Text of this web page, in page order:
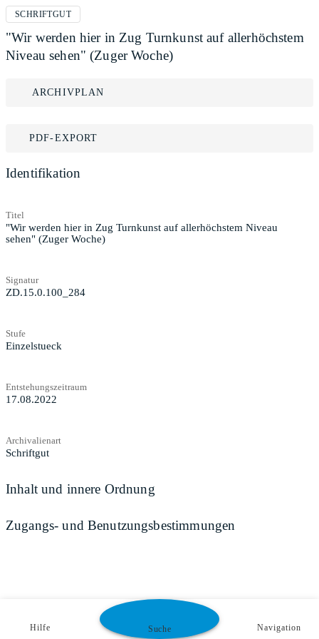
SCHRIFTGUT
"Wir werden hier in Zug Turnkunst auf allerhöchstem
Niveau sehen" (Zuger Woche)
ARCHIVPLAN
PDF-EXPORT
Identifikation
Titel
"Wir werden hier in Zug Turnkunst auf allerhöchstem Niveau
sehen" (Zuger Woche)
Signatur
ZD.15.0.100_284
Stufe
Einzelstueck
Entstehungszeitraum
17.08.2022
Archivalienart
Schriftgut
Inhalt und innere Ordnung
Zugangs- und Benutzungsbestimmungen
Hilfe Suche Navigation